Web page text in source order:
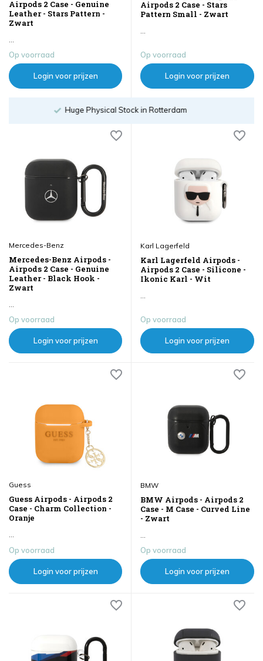
Airpods 2 Case - Genuine
Leather - Stars Pattern -
Zwart
Op voorraad
Login voor prijzen
Airpods 2 Case - Stars
Pattern Small - Zwart
Op voorraad
Login voor prijzen
Order until 18:00
Mercedes-Benz
Mercedes-Benz Airpods -
Airpods 2 Case - Genuine
Leather - Black Hook -
Zwart
...
Op voorraad
Login voor prijzen
Karl Lagerfeld
Karl Lagerfeld Airpods -
Airpods 2 Case - Silicone -
Ikonic Karl - Wit
...
Op voorraad
Login voor prijzen
Guess
Guess Airpods - Airpods 2
Case - Charm Collection -
Oranje
...
Op voorraad
Login voor prijzen
BMW
BMW Airpods - Airpods 2
Case - M Case - Curved Line
- Zwart
Op voorraad
Login voor prijzen